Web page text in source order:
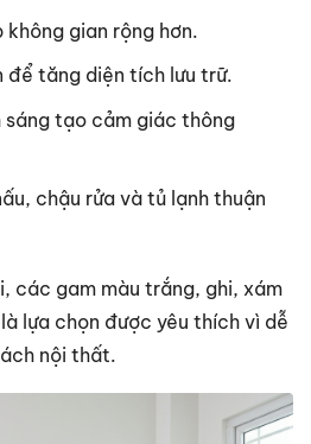
không gian rộng hơn.
để tăng diện tích lưu trữ.
sáng tạo cảm giác thông
chậu rửa và tủ lạnh thuận
các gam màu trắng, ghi, xám
lựa chọn được yêu thích vì dễ
nội thất.